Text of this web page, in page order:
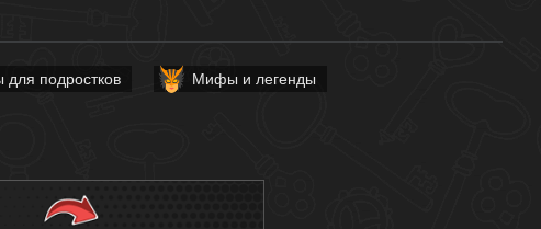
для подростков Мифы и легенды